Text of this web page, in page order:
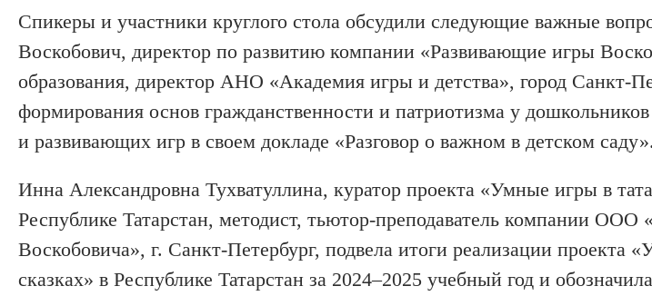
Спикеры и участники круглого стола обсудили следующие важные
Воскобович, директор по развитию компании «Развивающие игры
образования, директор АНО «Академия игры и детства», город Санкт-
формирования основ гражданственности и патриотизма у дошкольников
и развивающих игр в своем докладе «Разговор о важном в детском саду».
Инна Александровна Тухватуллина, куратор проекта «Умные игры в
Республике Татарстан, методист, тьютор-преподаватель компании
Воскобовича», г. Санкт-Петербург, подвела итоги реализации проекта
сказках» в Республике Татарстан за 2024–2025 учебный год и